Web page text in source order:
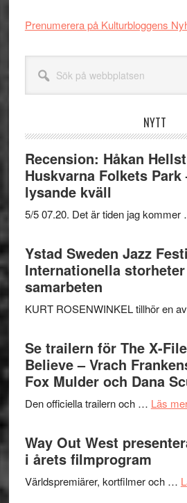
Prenumerera på Kulturbloggens
webbplatsen
NYTT
Recension: Håkan
Huskvarna Folkets Park
lysande kväll
5/5 07.20. Det är tiden jag
Ystad Sweden Jazz
Internationella
samarbeten
KURT ROSENWINKEL tillhör en
Se trailern för The X-
Believe – Vrach
Fox Mulder och Dana
Den officiella trailern och … Läs
Way Out West
i årets filmprogram
Världspremiärer, kortfilmer och …